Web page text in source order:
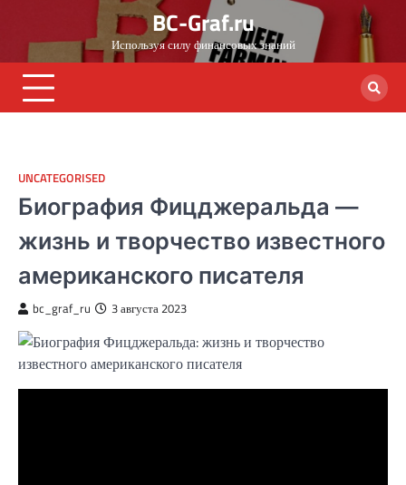
content
BC-Graf.ru
Используя силу финансовых знаний
UNCATEGORISED
Биография Фицджеральда —
жизнь и творчество известного
американского писателя
bc_graf_ru 3 августа 2023